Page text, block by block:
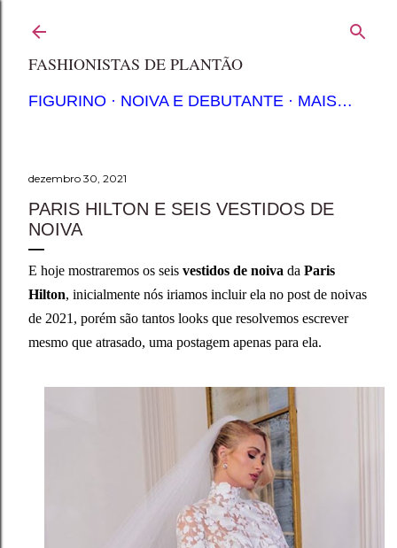
FASHIONISTAS DE PLANTÃO
FIGURINO NOIVA E DEBUTANTE MAIS…
dezembro 30, 2021
PARIS HILTON E SEIS VESTIDOS DE
NOIVA
E hoje mostraremos os seis vestidos de noiva da Paris
Hilton, inicialmente nós iriamos incluir ela no post de noivas
de 2021, porém são tantos looks que resolvemos escrever
mesmo que atrasado, uma postagem apenas para ela.